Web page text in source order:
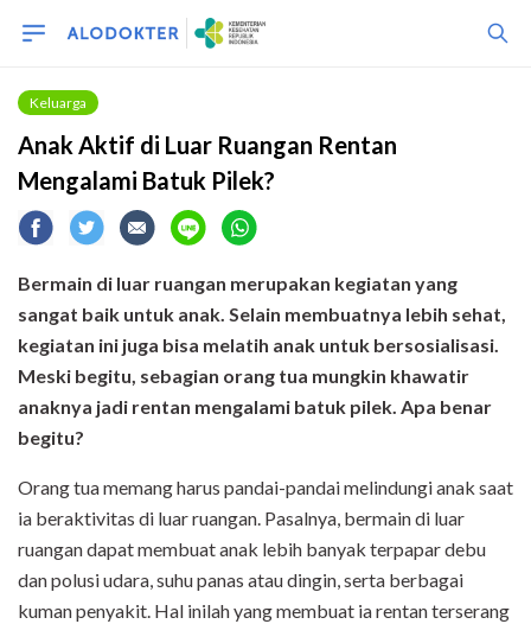
Keluarga
Anak Aktif di Luar Ruangan Rentan
Mengalami Batuk Pilek?
Bermain di luar ruangan merupakan kegiatan yang
sangat baik untuk anak. Selain membuatnya lebih sehat,
kegiatan ini juga bisa melatih anak untuk bersosialisasi.
Meski begitu, sebagian orang tua mungkin khawatir
anaknya jadi rentan mengalami batuk pilek. Apa benar
begitu?
Orang tua memang harus pandai-pandai melindungi anak saat
ia beraktivitas di luar ruangan. Pasalnya, bermain di luar
ruangan dapat membuat anak lebih banyak terpapar debu
dan polusi udara, suhu panas atau dingin, serta berbagai
kuman penyakit. Hal inilah yang membuat ia rentan terserang